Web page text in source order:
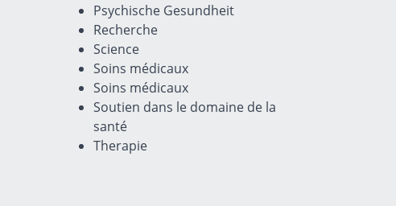
Psychische Gesundheit
Recherche
Science
Soins médicaux
Soins médicaux
Soutien dans le domaine de la
santé
Therapie